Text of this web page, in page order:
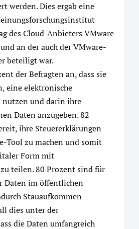
werden. Dies ergab eine
des Cloud-Anbieters VMware
an der auch der VMware-
beteiligt war.
der Befragten an, dass sie
eine elektronische
nutzen und darin ihre
Daten anzugeben. 82
ihre Steuererklärungen
Tool zu machen und somit
Form mit
teilen. 80 Prozent sind für
Daten im öffentlichen
Stauaufkommen
dies unter der
die Daten umfangreich